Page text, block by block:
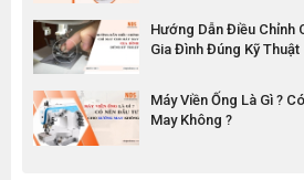
Hướng Dẫn Điều Chỉnh
Gia Đình Đúng Kỹ Thuật
Máy Viền Ống Là Gì ?
May Không ?